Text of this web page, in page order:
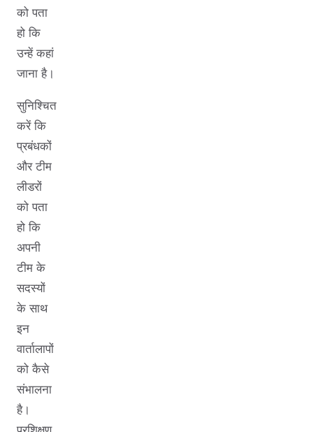
को पता
हो कि
उन्हें कहां
जाना है।
सुनिश्चित
करें कि
प्रबंधकों
और टीम
लीडरों
को पता
हो कि
अपनी
टीम के
सदस्यों
के साथ
इन
वार्तालापों
को कैसे
संभालना
है।